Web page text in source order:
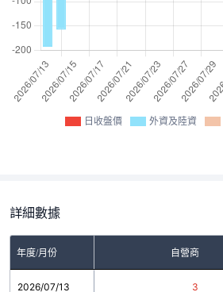
日收盤價 外資及陸資
詳細數據
年度/月份 自營商
2026/07/13 3